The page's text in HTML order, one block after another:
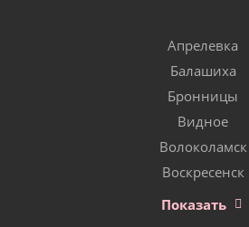
Апрелевка
Балашиха
Бронницы
Видное
Волоколамск
Воскресенск
Показать